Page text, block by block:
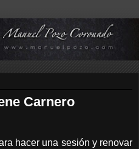
Carnero
hacer una sesión y renovar